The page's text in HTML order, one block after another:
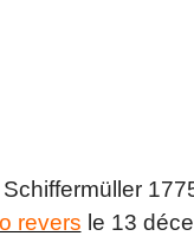
revers le 13